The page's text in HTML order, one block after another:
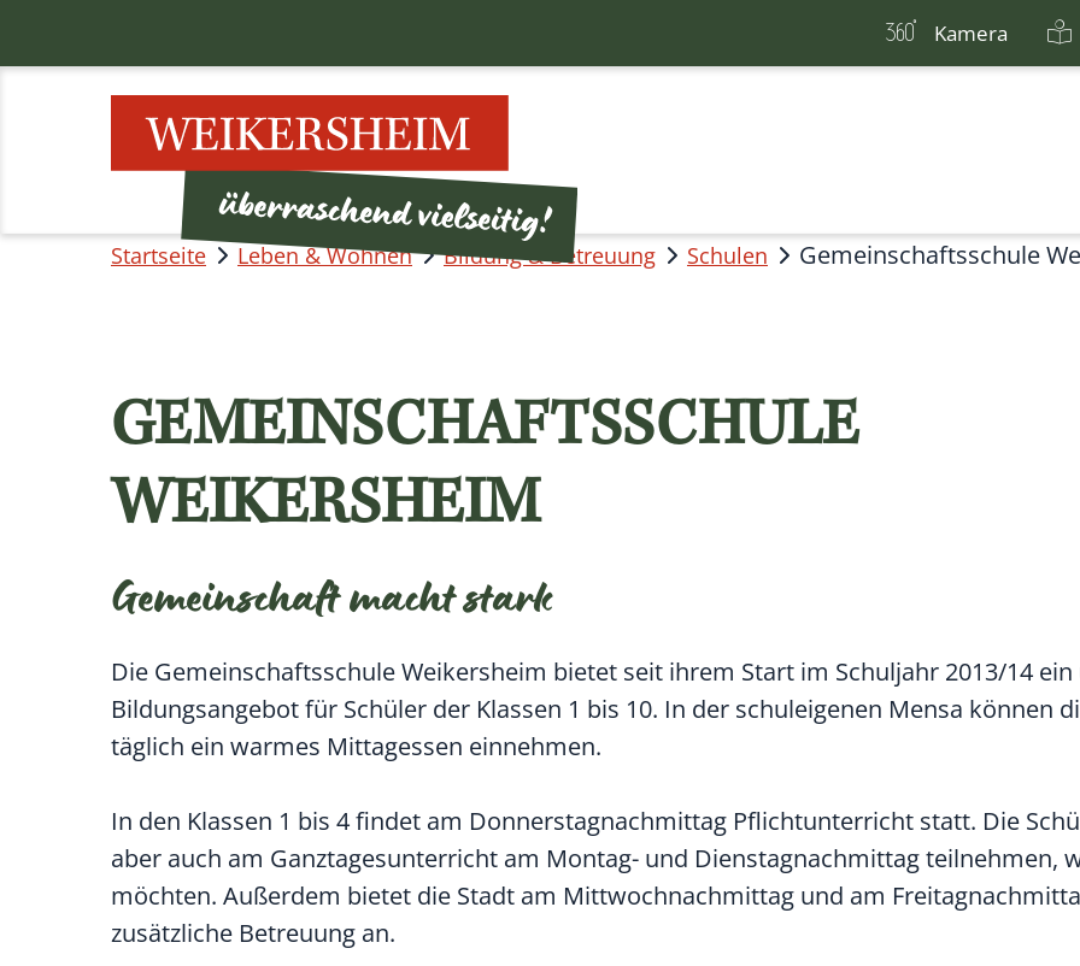
Kamera
Startseite Leben & Wohnen Bildung & Betreuung Schulen Gemeinschaftsschule
GEMEINSCHAFTSSCHULE
WEIKERSHEIM
Gemeinschaft macht stark
Die Gemeinschaftsschule Weikersheim bietet seit ihrem Start im Schuljahr 2013/14
Bildungsangebot für Schüler der Klassen 1 bis 10. In der schuleigenen Mensa können
täglich ein warmes Mittagessen einnehmen.
In den Klassen 1 bis 4 findet am Donnerstagnachmittag Pflichtunterricht statt. Die
aber auch am Ganztagesunterricht am Montag- und Dienstagnachmittag teilnehmen,
möchten. Außerdem bietet die Stadt am Mittwochnachmittag und am
zusätzliche Betreuung an.